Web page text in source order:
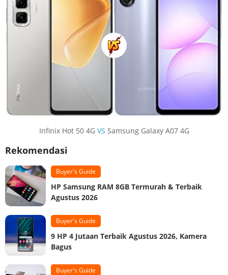
Infinix Hot 50 4G VS Samsung Galaxy A07 4G
Rekomendasi
Buyer's Guide
HP Samsung RAM 8GB Termurah & Terbaik
Agustus 2026
Buyer's Guide
9 HP 4 Jutaan Terbaik Agustus 2026, Kamera
Bagus
Buyer's Guide